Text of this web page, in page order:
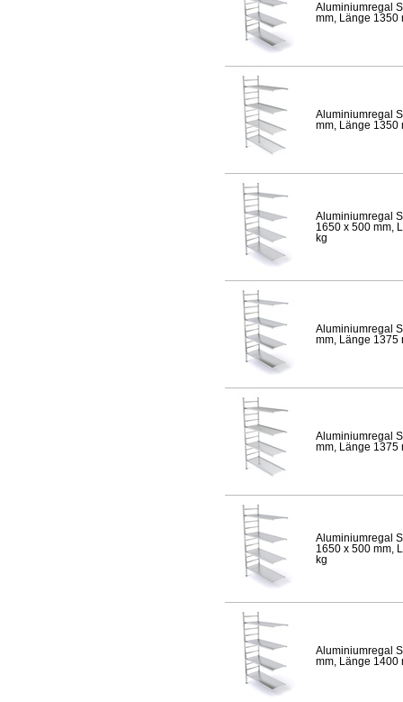
Aluminiumregal
mm, Länge 1350
Aluminiumregal
mm, Länge 1350
Aluminiumregal
1650 x 500 mm,
kg
Aluminiumregal
mm, Länge 1375
Aluminiumregal
mm, Länge 1375
Aluminiumregal
1650 x 500 mm,
kg
Aluminiumregal
mm, Länge 1400